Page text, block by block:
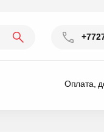
Оплата,